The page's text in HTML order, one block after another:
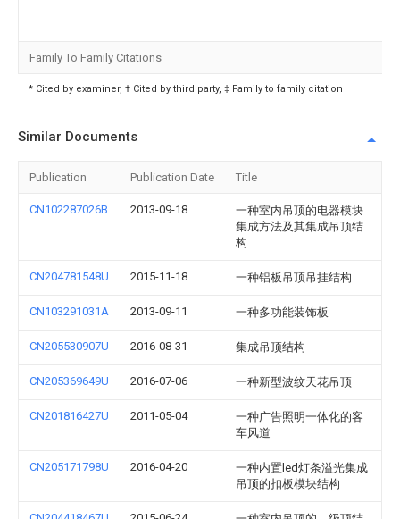
Family To Family Citations
* Cited by examiner, † Cited by third party, ‡ Family to family citation
Similar Documents
Publication Publication Date Title
CN102287026B 2013-09-18
一种室内吊顶的电器模块
集成方法及其集成吊顶结
构
CN204781548U 2015-11-18 一种铝板吊顶吊挂结构
CN103291031A 2013-09-11 一种多功能装饰板
CN205530907U 2016-08-31 集成吊顶结构
CN205369649U 2016-07-06 一种新型波纹天花吊顶
CN201816427U 2011-05-04
一种广告照明一体化的客
车风道
CN205171798U 2016-04-20
一种内置led灯条溢光集成
吊顶的扣板模块结构